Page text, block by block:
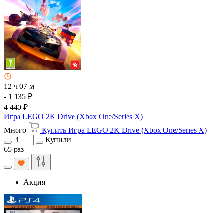
12 ч 07 м
- 1 135 ₽
4 440 ₽
Игра LEGO 2K Drive (Xbox One/Series X)
Много
Купить Игра LEGO 2K Drive (Xbox One/Series X)
Купили
65 раз
Акция